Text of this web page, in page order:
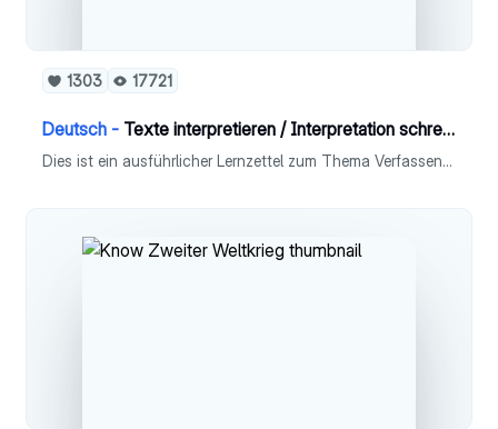
1303 17721
Deutsch - Texte interpretieren / Interpretation schreiben [Deutsch]
Dies ist ein ausführlicher Lernzettel zum Thema Verfassen einer Interpretation in Fach Deutsch (Leistungskurs).